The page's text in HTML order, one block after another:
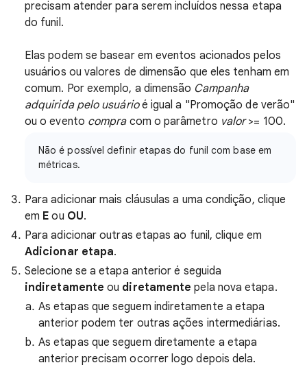
precisam atender para serem incluídos nessa etapa
do funil.
Elas podem se basear em eventos acionados pelos
usuários ou valores de dimensão que eles tenham em
comum. Por exemplo, a dimensão Campanha
adquirida pelo usuárioé igual a "Promoção de verão"
ou o evento compracom o parâmetro valor>= 100.
Não é possível definir etapas do funil com base em
métricas.
Para adicionar mais cláusulas a uma condição, clique
em E ou OU.
Para adicionar outras etapas ao funil, clique em
Adicionar etapa.
Selecione se a etapa anterior é seguida
indiretamente ou diretamente pela nova etapa.
As etapas que seguem indiretamente a etapa
anterior podem ter outras ações intermediárias.
As etapas que seguem diretamente a etapa
anterior precisam ocorrer logo depois dela.